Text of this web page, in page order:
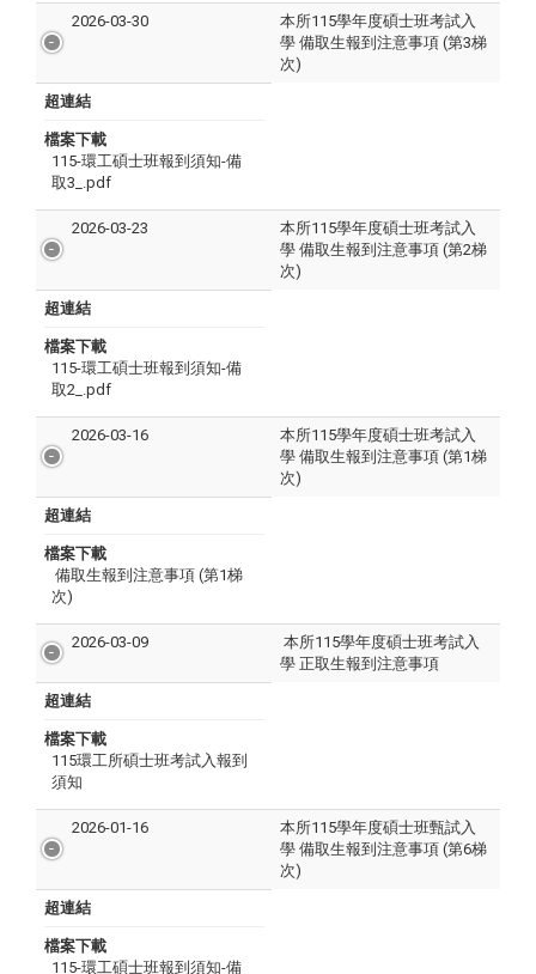
2026-03-30
本所115學年度碩士班考試入
學 備取生報到注意事項 (第3梯
次)
超連結
檔案下載
115-環工碩士班報到須知-備
取3_.pdf
2026-03-23
本所115學年度碩士班考試入
學 備取生報到注意事項 (第2梯
次)
超連結
檔案下載
115-環工碩士班報到須知-備
取2_.pdf
2026-03-16
本所115學年度碩士班考試入
學 備取生報到注意事項 (第1梯
次)
超連結
檔案下載
備取生報到注意事項 (第1梯
次)
2026-03-09
本所115學年度碩士班考試入
學 正取生報到注意事項
超連結
檔案下載
115環工所碩士班考試入報到
須知
2026-01-16
本所115學年度碩士班甄試入
學 備取生報到注意事項 (第6梯
次)
超連結
檔案下載
115-環工碩士班報到須知-備